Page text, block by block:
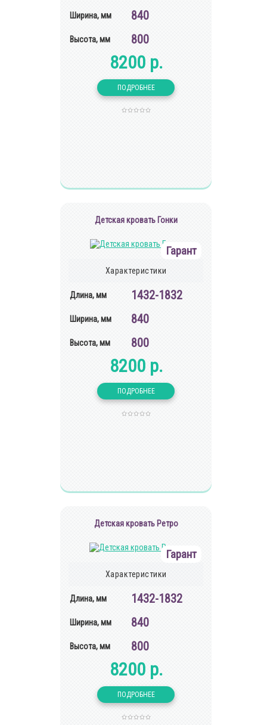
Ширина, мм 840
Высота, мм 800
8200 р.
Детская кровать Гонки
Гарант
Характеристики
Длина, мм 1432-1832
Ширина, мм 840
Высота, мм 800
8200 р.
Детская кровать Ретро
Гарант
Характеристики
Длина, мм 1432-1832
Ширина, мм 840
Высота, мм 800
8200 р.